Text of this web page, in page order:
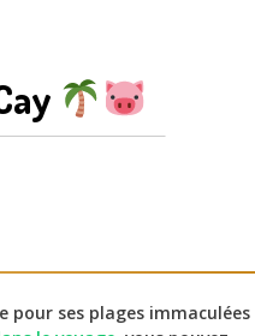
pour ses plages immaculées